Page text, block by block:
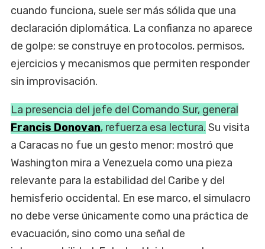
cuando funciona, suele ser más sólida que una
declaración diplomática. La confianza no aparece
de golpe; se construye en protocolos, permisos,
ejercicios y mecanismos que permiten responder
sin improvisación.
La presencia del jefe del Comando Sur, general
Francis Donovan, refuerza esa lectura. Su visita
a Caracas no fue un gesto menor: mostró que
Washington mira a Venezuela como una pieza
relevante para la estabilidad del Caribe y del
hemisferio occidental. En ese marco, el simulacro
no debe verse únicamente como una práctica de
evacuación, sino como una señal de